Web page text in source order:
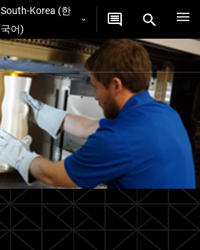
South-Korea (한
국어)